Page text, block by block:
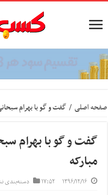
صفحه اصلی / گفت و گو با بهرام‌
گفت و گو با بهرام‌
مبارکه
۱۳۹۶/۱۲/۱۶ ۱۷:۵۲ دسته‌بندی